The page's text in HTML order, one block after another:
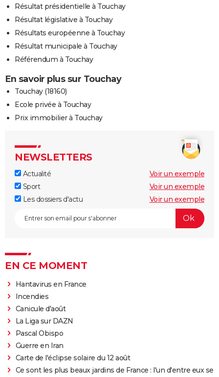
Résultat présidentielle à Touchay
Résultat législative à Touchay
Résultats européenne à Touchay
Résultat municipale à Touchay
Référendum à Touchay
En savoir plus sur Touchay
Touchay (18160)
Ecole privée à Touchay
Prix immobilier à Touchay
NEWSLETTERS
Actualité
Voir un exemple
Sport
Voir un exemple
Les dossiers d'actu
Voir un exemple
EN CE MOMENT
Hantavirus en France
Incendies
Canicule d'août
La Liga sur DAZN
Pascal Obispo
Guerre en Iran
Carte de l'éclipse solaire du 12 août
Ce sont les plus beaux jardins de France : l'un d'entre eux se